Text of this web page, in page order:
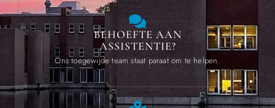
BEHOEFTE AAN
ASSISTENTIE?
Ons toegewijde team staat paraat om te helpen.